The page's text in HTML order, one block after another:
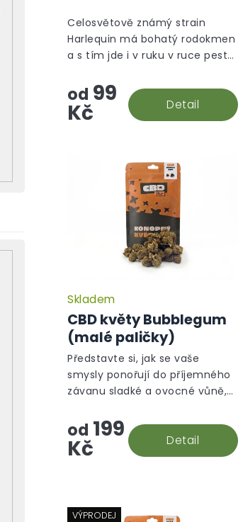
od 99
Kč Detail
Celosvětově známý strain
Harlequin má bohatý rodokmen
a s tím jde i v ruku v ruce pestrý
pocházejí z Green House edice!
CBD květy Bubblegum
(malé paličky)
Skladem
od 199
Kč Detail
Představte si, jak se vaše
smysly ponořují do příjemného
závanu sladké a ovocné vůně,
blaženého klidu. Máme tu pro
vás oblíbený model Bubblegum,
a...
VÝPRODEJ